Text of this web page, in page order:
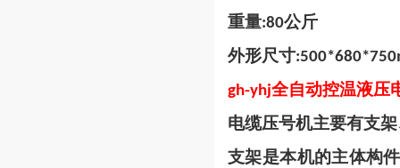
重量:80公斤
外形尺寸
gh-yhj全自动控温液压
电缆压号机主要有支
支架是本机的主体构